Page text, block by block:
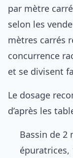
par mètre
selon les
mètres carrés
concurrence
et se divisent
Le dosage
d’après les
Bassin de 2